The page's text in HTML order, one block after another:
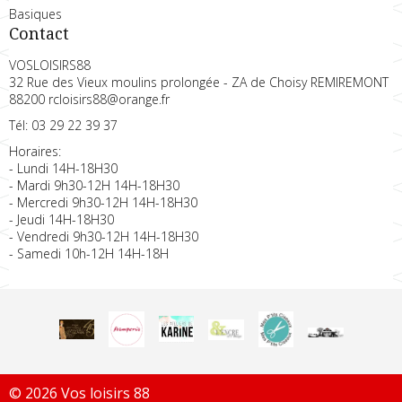
Basiques
Contact
VOSLOISIRS88
32 Rue des Vieux moulins prolongée - ZA de Choisy REMIREMONT
88200 rcloisirs88@orange.fr
Tél: 03 29 22 39 37
Horaires:
- Lundi 14H-18H30
- Mardi 9h30-12H 14H-18H30
- Mercredi 9h30-12H 14H-18H30
- Jeudi 14H-18H30
- Vendredi 9h30-12H 14H-18H30
- Samedi 10h-12H 14H-18H
© 2026 Vos loisirs 88